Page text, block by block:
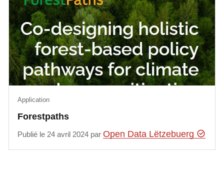
Forestpaths
Application
Publié le 24 avril 2024 parOpen Data Lëtzebuerg